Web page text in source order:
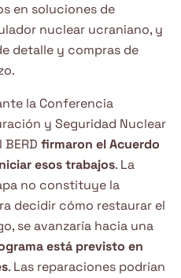
en soluciones de
nuclear ucraniano, y
detalle y compras de
la Conferencia
y Seguridad Nuclear
firmaron el Acuerdo
esos trabajos. La
no constituye la
decidir cómo restaurar el
se avanzaría hacia una
está previsto en
. Las reparaciones podrían